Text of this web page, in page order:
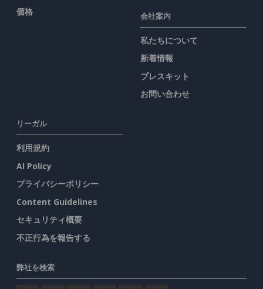
価格
会社案内
私たちについて
新着情報
プレスキット
お問い合わせ
リーガル
利用規約
AI Policy
プライバシーポリシー
Content Guidelines
セキュリティ概要
不正行為を報告する
弊社を検索